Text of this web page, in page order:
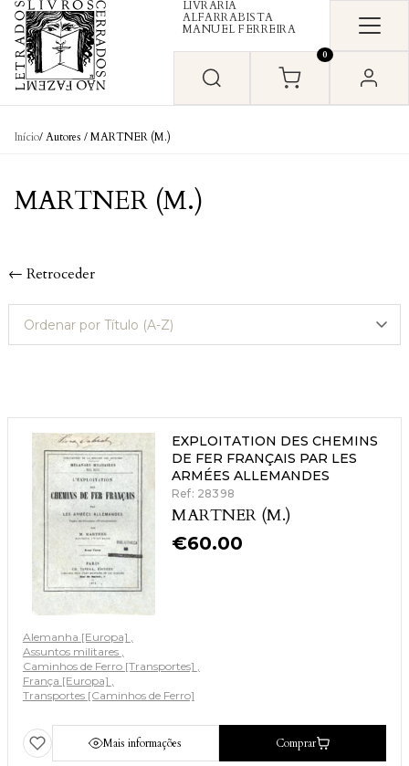
Skip to content
LIVRARIA
ALFARRABISTA
MANUEL FERREIRA
0
Início/ Autores / MARTNER (M.)
MARTNER (M.)
← Retroceder
EXPLOITATION DES CHEMINS
DE FER FRANÇAIS PAR LES
ARMÉES ALLEMANDES
Ref: 28398
MARTNER (M.)
€60.00
Alemanha [Europa]
Assuntos militares
Caminhos de Ferro [Transportes]
França [Europa]
Transportes [Caminhos de Ferro]
Mais informações Comprar